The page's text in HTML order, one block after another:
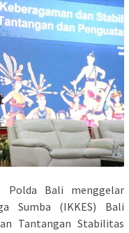
Polda Bali menggelar
Sumba (IKKES) Bali
Tantangan Stabilitas